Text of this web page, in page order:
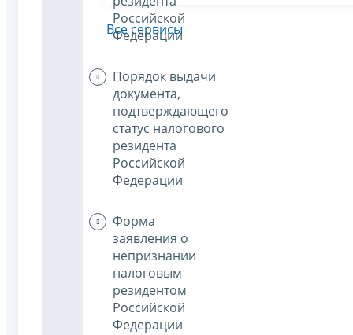
Российской
Федерации
Порядок выдачи
документа,
подтверждающего
статус налогового
резидента
Российской
Федерации
Форма
заявления о
непризнании
налоговым
резидентом
Российской
Федерации
Все сервисы